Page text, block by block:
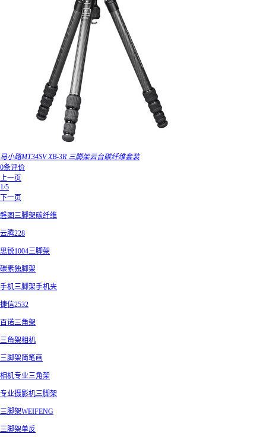
马小路MT34SV XB-3R 三脚架云台碳纤维套装
0条评价
上一页
1/5
下一页
磐图三脚架碳纤维
云腾228
思锐1004三脚架
碳素独脚架
手机三脚架手机夹
捷信2532
百诺三角架
三角架相机
三脚架简笔画
相机专业三角架
专业摄影机三脚架
三脚架WEIFENG
三脚架单反